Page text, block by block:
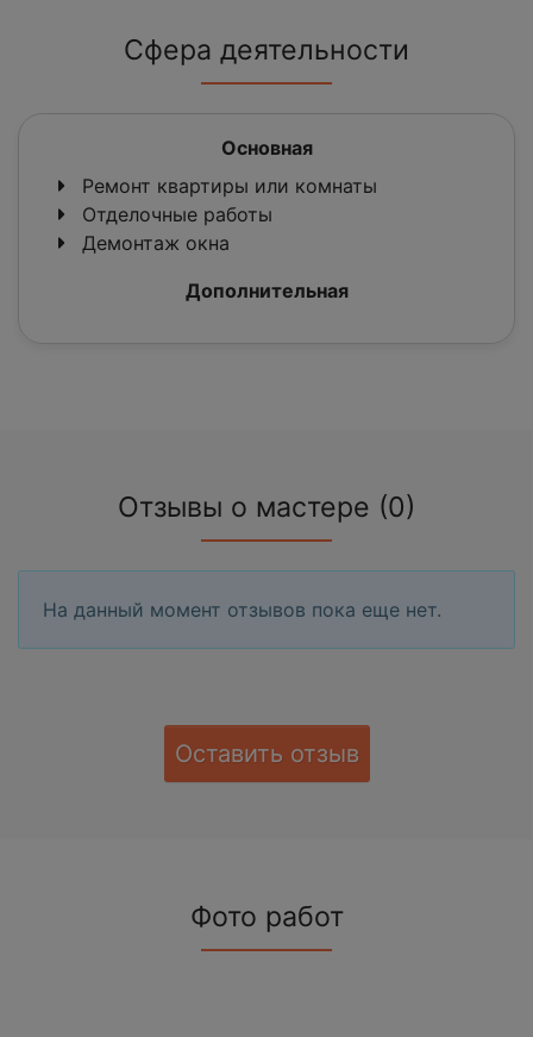
Сфера деятельности
Основная
Ремонт квартиры или комнаты
Отделочные работы
Демонтаж окна
Дополнительная
Отзывы о мастере (0)
На данный момент отзывов пока еще нет.
Оставить отзыв
Фото работ